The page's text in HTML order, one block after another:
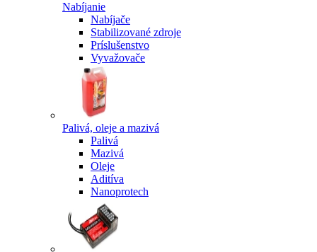
Nabíjanie
Nabíjače
Stabilizované zdroje
Príslušenstvo
Vyvažovače
Palivá, oleje a mazivá
Palivá
Mazivá
Oleje
Aditíva
Nanoprotech